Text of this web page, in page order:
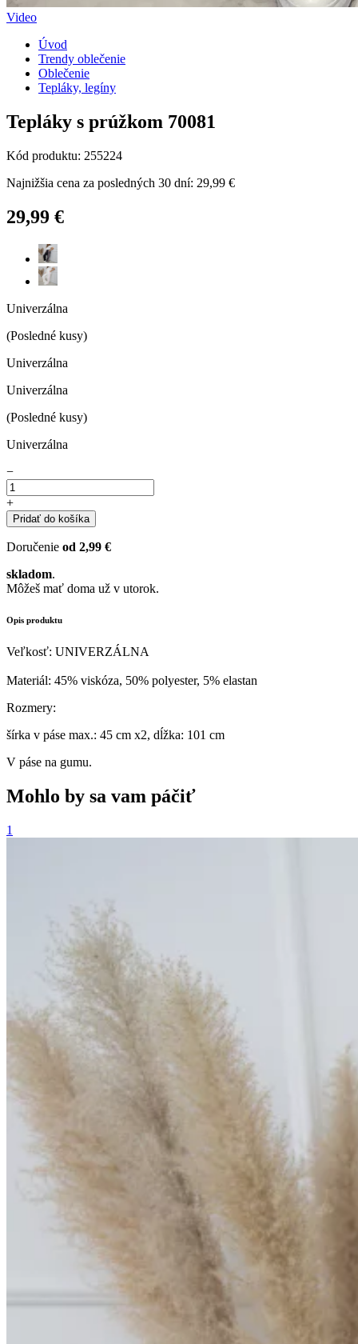
Video
Úvod
Trendy oblečenie
Oblečenie
Tepláky, legíny
Tepláky s prúžkom 70081
Kód produktu: 255224
Najnižšia cena za posledných 30 dní: 29,99 €
29,99 €
Univerzálna
(Posledné kusy)
Univerzálna
Univerzálna
(Posledné kusy)
Univerzálna
−
+
Pridať do košíka
Doručenie od 2,99 €
skladom.
Môžeš mať doma už v utorok.
Opis produktu
Veľkosť: UNIVERZÁLNA
Materiál: 45% viskóza, 50% polyester, 5% elastan
Rozmery:
šírka v páse max.: 45 cm x2, dĺžka: 101 cm
V páse na gumu.
Mohlo by sa vam páčiť
1